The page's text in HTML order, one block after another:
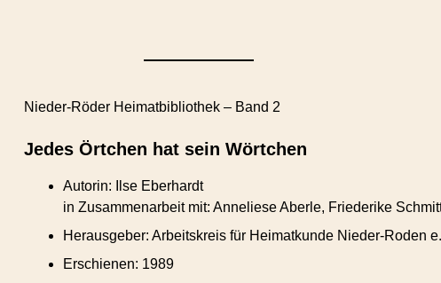
Nieder-Röder Heimatbibliothek – Band 2
Jedes Örtchen hat sein Wörtchen
Autorin: Ilse Eberhardt
in Zusammenarbeit mit: Anneliese Aberle, Friederike
Herausgeber: Arbeitskreis für Heimatkunde Nieder-Roden
Erschienen: 1989